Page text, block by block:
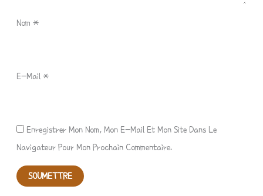
Nom*
E-Mail*
Enregistrer Mon Nom, Mon E-Mail Et Mon Site Dans Le
Navigateur Pour Mon Prochain Commentaire.